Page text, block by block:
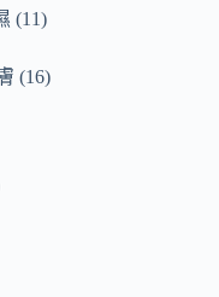
11
16